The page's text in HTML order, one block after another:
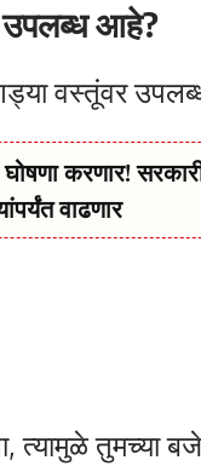
उपलब्ध आहे?
वस्तूंवर
करणार! सरकारी
वाढणार
त्यामुळे तुमच्या